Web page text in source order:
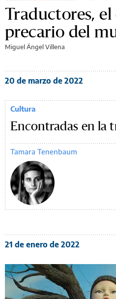
Traductores,
precario del
Miguel Ángel Villena
20 de marzo de 2022
Cultura
Encontradas en la
Tamara Tenenbaum
21 de enero de 2022